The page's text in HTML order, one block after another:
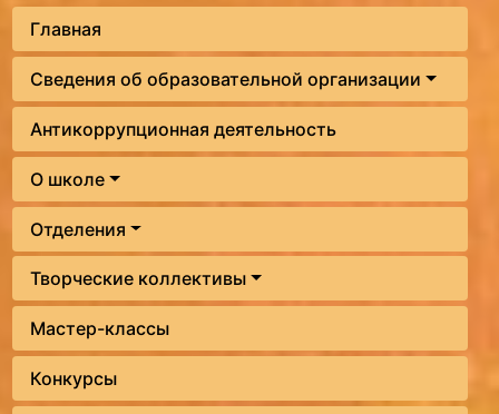
Главная
Сведения об образовательной организации
Антикоррупционная деятельность
О школе
Отделения
Творческие коллективы
Мастер-классы
Конкурсы